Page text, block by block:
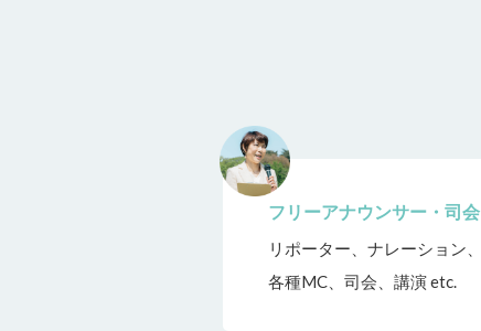
フリーアナウンサー・司会
リポーター、ナレーション、
各種MC、司会、講演 etc.